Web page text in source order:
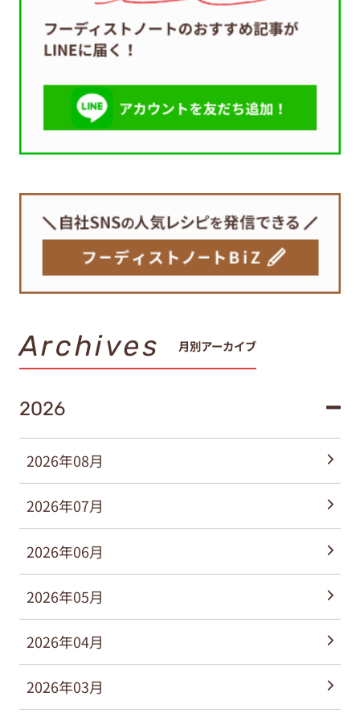
Archives 月別アーカイブ
2026
2026年08月
2026年07月
2026年06月
2026年05月
2026年04月
2026年03月